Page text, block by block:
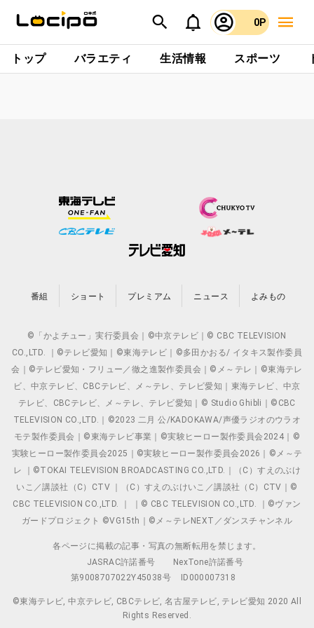
0P
トップ バラエティ 生活情報 スポーツ
番組 ショート プレミアム ニュース よみもの
©「かよチュー」実行委員会｜©中京テレビ｜© CBC TELEVISION
CO.,LTD. ｜©テレビ愛知｜©東海テレビ｜©多田かおる/ イタキス製作委員
会｜©テレビ愛知・フリュー／徹之進製作委員会｜©メ～テレ｜©東海テレ
ビ、中京テレビ、CBCテレビ、メ～テレ、テレビ愛知｜東海テレビ、中京
テレビ、CBCテレビ、メ～テレ、テレビ愛知｜© Studio Ghibli｜©CBC
TELEVISION CO.,LTD.｜©2023 二月 公/KADOKAWA/声優ラジオのウラオ
モテ製作委員会｜©東海テレビ事業｜©実験ヒーロー製作委員会2024｜©
実験ヒーロー製作委員会2025｜©実験ヒーロー製作委員会2026｜©メ～テ
レ ｜©TOKAI TELEVISION BROADCASTING CO.,LTD.｜（C）すえのぶけ
いこ／講談社（C）CTV ｜（C）すえのぶけいこ／講談社（C）CTV｜©
CBC TELEVISION CO.,LTD. ｜ ｜© CBC TELEVISION CO.,LTD. ｜©ヴァン
ガードプロジェクト ©VG15th｜©メ～テレNEXT／ダンスチャンネル
各ページに掲載の記事・写真の無断転用を禁じます。
JASRAC許諾番号
NexTone許諾番号
第9008707022Y45038号
ID000007318
©東海テレビ, 中京テレビ, CBCテレビ, 名古屋テレビ, テレビ愛知 2020 All
Rights Reserved.